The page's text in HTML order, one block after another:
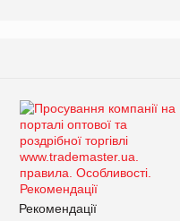
Рекомендації